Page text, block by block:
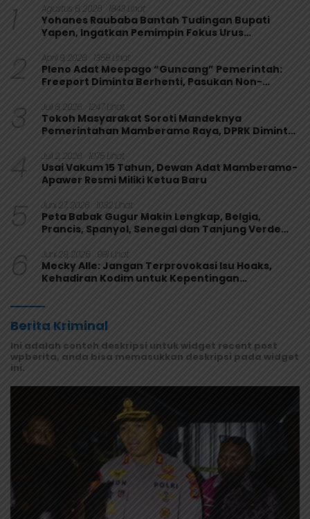
1 Agustus 6, 2026 1843 Lihat
Yohanes Raubaba Bantah Tudingan Bupati
Yapen, Ingatkan Pemimpin Fokus Urus
2 April 9, 2026 1358 Lihat
Pleno Adat Meepago “Guncang” Pemerintah:
Freeport Diminta Berhenti, Pasukan Non-
3 Juli 6, 2026 1247 Lihat
Tokoh Masyarakat Soroti Mandeknya
Pemerintahan Mamberamo Raya, DPRK Diminta
4 Juli 2, 2026 1075 Lihat
Usai Vakum 15 Tahun, Dewan Adat Mamberamo-
Apawer Resmi Miliki Ketua Baru
5 Juni 27, 2026 1032 Lihat
Peta Babak Gugur Makin Lengkap, Belgia,
Prancis, Spanyol, Senegal dan Tanjung Verde
6 Juni 29, 2026 991 Lihat
Mecky Alle: Jangan Terprovokasi Isu Hoaks,
Kehadiran Kodim untuk Kepentingan
Berita Kriminal
Ini adalah contoh deskripsi untuk widget recent post
wpberita, anda bisa memasukkan deskripsi pada widget
ini.